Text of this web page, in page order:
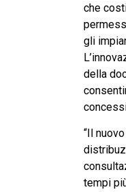
che
gli
della
“Il
tempi